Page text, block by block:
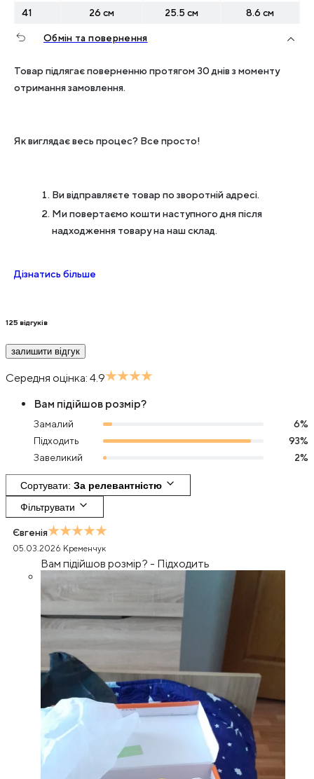
41 26 см 25.5 см 8.6 см
Обмін та повернення
Товар підлягає поверненню протягом 30 днів з моменту
отримання замовлення.
Як виглядає весь процес? Все просто!
Ви відправляєте товар по зворотній адресі.
Ми повертаємо кошти наступного дня після
надходження товару на наш склад.
Дізнатись більше
125 відгуків
залишити відгук
Середня оцінка: 4.9
Вам підійшов розмір?
Замалий 6%
Підходить
93%
Завеликий
2%
Сортувати За релевантністю
Фільтрувати
Євгенія
05.03.2026 Кременчук
Вам підійшов розмір? - Підходить